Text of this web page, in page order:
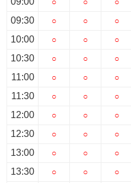
09:30
10:00
10:30
11:00
11:30
12:00
12:30
13:00
13:30
○
○
○
○
○
○
○
○
○
○
○
○
○
○
○
○
○
○
○
○
○
○
○
○
○
○
○
○
○
○